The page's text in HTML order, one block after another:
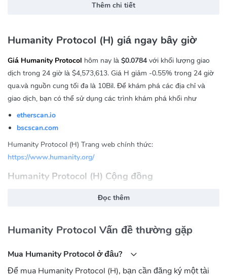
Thêm chi tiết
Humanity Protocol (H) giá ngay bây giờ
Giá Humanity Protocol hôm nay là $0.0784 với khối lượng giao
dịch trong 24 giờ là $4,573,613. Giá H giảm -0.55% trong 24 giờ
qua.và nguồn cung tối đa là 10Bil. Để khám phá các địa chỉ và
giao dịch, bạn có thể sử dụng các trình khám phá khối như
etherscan.io
bscscan.com
Humanity Protocol (H) Trang web chính thức:
https://www.humanity.org/
Humanity Protocol (H) Cộng đồng
https://x.com/Humanityprot
Ethereum:0xE76c5b78f93909d34404E9eb4C1f19e7582a5dE1
BNB Chain(BEP20):
Đọc thêm
Humanity Protocol Vấn đề thường gặp
Mua Humanity Protocol ở đâu?
Để mua Humanity Protocol (H), bạn cần đăng ký một tài